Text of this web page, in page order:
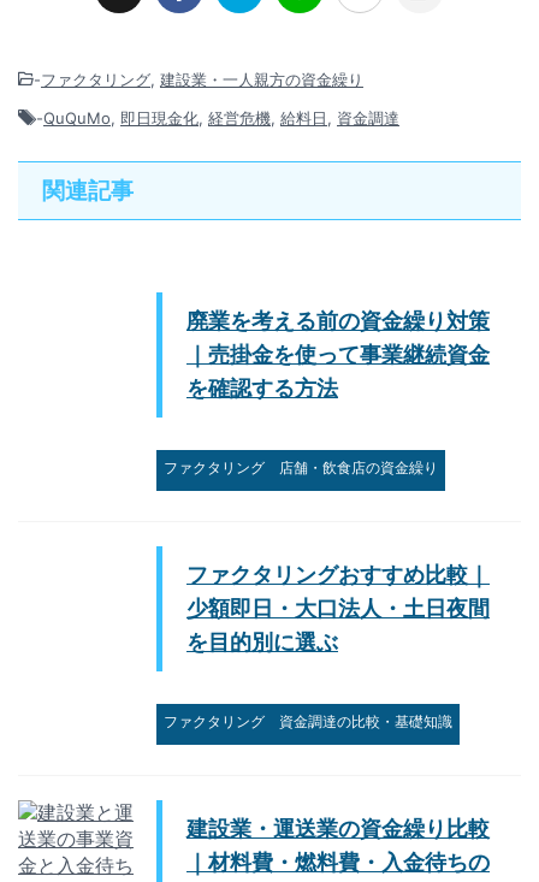
-ファクタリング, 建設業・一人親方の資金繰り
-QuQuMo, 即日現金化, 経営危機, 給料日, 資金調達
関連記事
廃業を考える前の資金繰り対策
｜売掛金を使って事業継続資金
を確認する方法
ファクタリング 店舗・飲食店の資金繰り
ファクタリングおすすめ比較｜
少額即日・大口法人・土日夜間
を目的別に選ぶ
ファクタリング 資金調達の比較・基礎知識
建設業・運送業の資金繰り比較
｜材料費・燃料費・入金待ちの